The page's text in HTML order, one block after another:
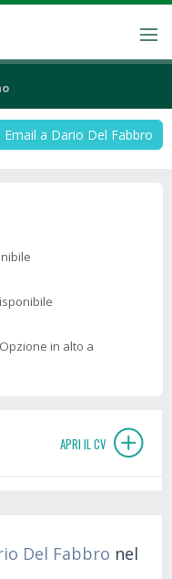
Email a Dario Del Fabbro
in alto a
APRI IL CV
Del Fabbro